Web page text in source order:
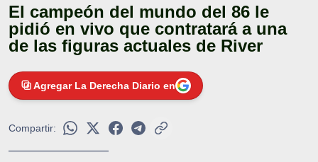
El campeón del mundo del 86 le
pidió en vivo que contratará a una
de las figuras actuales de River
Agregar La Derecha Diario en
Compartir: